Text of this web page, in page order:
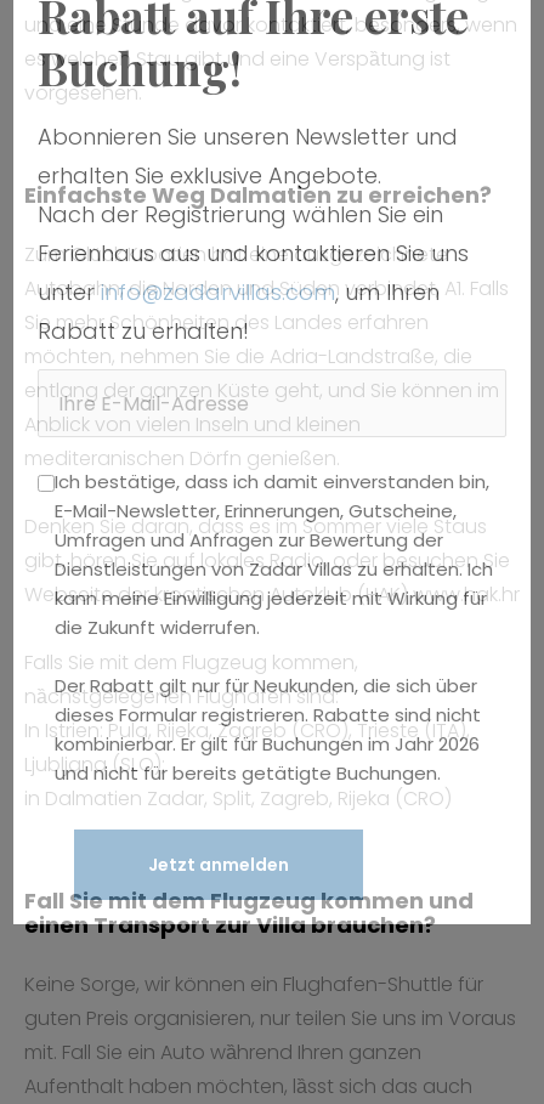
und eine Stunde davor kontaktiert, besonders, wenn
es welchen Stau gibt und eine Verspȁtung ist
vorgesehen.
Einfachste Weg Dalmatien zu erreichen?
Zum Glück Kroatien hat eine ausgezeichnete
Autobahn, die Norden und Süden verbindet, A1. Falls
Sie mehr Schönheiten des Landes erfahren
möchten, nehmen Sie die Adria-Landstraße, die
entlang der ganzen Küste geht, und Sie können im
Anblick von vielen Inseln und kleinen
mediteranischen Dörfn genießen.
Denken Sie daran, dass es im Sommer viele Staus
gibt, hören Sie auf lokales Radio, oder besuchen Sie
Webseite der kroatischen Autoklub (HAK) www.hak.hr
Falls Sie mit dem Flugzeug kommen,
nȁchstgelegenen Flughafen sind:
In Istrien: Pula, Rijeka, Zagreb (CRO), Trieste (ITA),
Ljubljana (SLO);
in Dalmatien Zadar, Split, Zagreb, Rijeka (CRO)
Fall Sie mit dem Flugzeug kommen und
einen Transport zur Villa brauchen?
Keine Sorge, wir können ein Flughafen-Shuttle für
guten Preis organisieren, nur teilen Sie uns im Voraus
mit. Fall Sie ein Auto wȁhrend Ihren ganzen
Aufenthalt haben möchten, lȁsst sich das auch
Rabatt auf Ihre erste
Buchung!
Abonnieren Sie unseren Newsletter und
erhalten Sie exklusive Angebote.
Nach der Registrierung wählen Sie ein
Ferienhaus aus und kontaktieren Sie uns
unterinfo@zadarvillas.com, um Ihren
Rabatt zu erhalten!
Ich bestätige, dass ich damit einverstanden bin,
E-Mail-Newsletter, Erinnerungen, Gutscheine,
Umfragen und Anfragen zur Bewertung der
Dienstleistungen von Zadar Villas zu erhalten. Ich
kann meine Einwilligung jederzeit mit Wirkung für
die Zukunft widerrufen.
Der Rabatt gilt nur für Neukunden, die sich über
dieses Formular registrieren. Rabatte sind nicht
kombinierbar. Er gilt für Buchungen im Jahr 2026
und nicht für bereits getätigte Buchungen.
Jetzt anmelden